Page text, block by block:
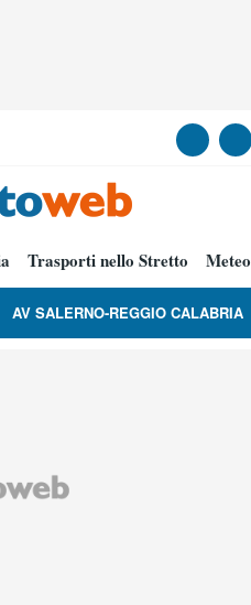
Trasporti nello Stretto Meteo
AV SALERNO-REGGIO CALABRIA